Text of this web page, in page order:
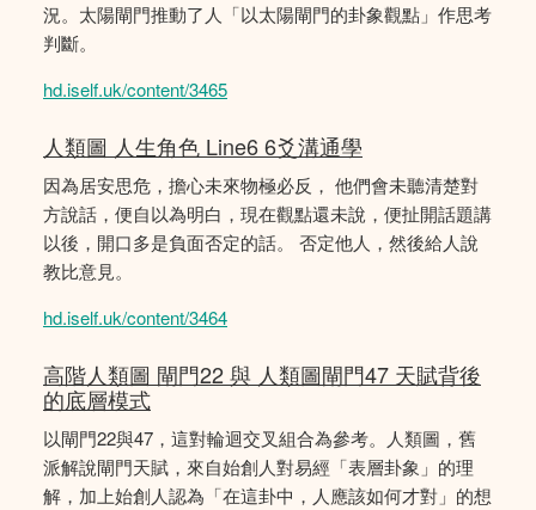
況。太陽閘門推動了人「以太陽閘門的卦象觀點」作思考
判斷。
hd.iself.uk/content/3465
人類圖 人生角色 Line6 6爻溝通學
因為居安思危，擔心未來物極必反， 他們會未聽清楚對
方說話，便自以為明白，現在觀點還未說，便扯開話題講
以後，開口多是負面否定的話。 否定他人，然後給人說
教比意見。
hd.iself.uk/content/3464
高階人類圖 閘門22 與 人類圖閘門47 天賦背後
的底層模式
以閘門22與47，這對輪迴交叉組合為參考。人類圖，舊
派解說閘門天賦，來自始創人對易經「表層卦象」的理
解，加上始創人認為「在這卦中，人應該如何才對」的想